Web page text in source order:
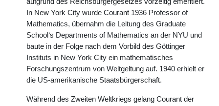
aufgrund des Reichsbürgergesetzes vorzeitig emeritiert.
In New York City wurde Courant 1936 Professor of
Mathematics, übernahm die Leitung des Graduate
School‘s Departments of Mathematics an der NYU und
baute in der Folge nach dem Vorbild des Göttinger
Instituts in New York City ein mathematisches
Forschungszentrum von Weltgeltung auf. 1940 erhielt er
die US-amerikanische Staatsbürgerschaft.
Während des Zweiten Weltkriegs gelang Courant der